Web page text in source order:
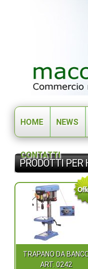
HOME NEWS
CONTATTI
PRODOTTI PER
TRAPANO DA
ART. 0242